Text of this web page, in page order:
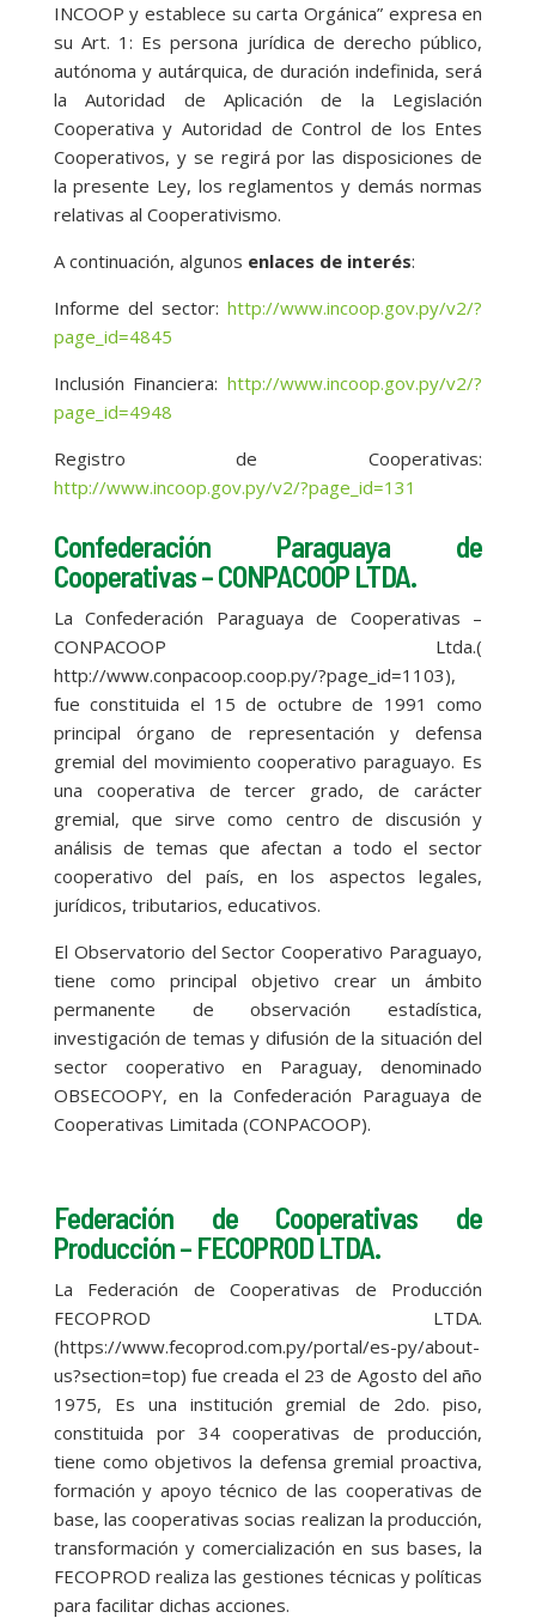
INCOOP y establece su carta Orgánica” expresa en
su Art. 1: Es persona jurídica de derecho público,
autónoma y autárquica, de duración indefinida, será
la Autoridad de Aplicación de la Legislación
Cooperativa y Autoridad de Control de los Entes
Cooperativos, y se regirá por las disposiciones de
la presente Ley, los reglamentos y demás normas
relativas al Cooperativismo.
A continuación, algunos enlaces de interés:
Informe del sector:http://www.incoop.gov.py/v2/?
page_id=4845
Inclusión Financiera:http://www.incoop.gov.py/v2/?
page_id=4948
Registro de Cooperativas:
http://www.incoop.gov.py/v2/?page_id=131
Confederación Paraguaya de
Cooperativas – CONPACOOP LTDA.
La Confederación Paraguaya de Cooperativas –
CONPACOOP Ltda.(
http://www.conpacoop.coop.py/?page_id=1103),
fue constituida el 15 de octubre de 1991 como
principal órgano de representación y defensa
gremial del movimiento cooperativo paraguayo. Es
una cooperativa de tercer grado, de carácter
gremial, que sirve como centro de discusión y
análisis de temas que afectan a todo el sector
cooperativo del país, en los aspectos legales,
jurídicos, tributarios, educativos.
El Observatorio del Sector Cooperativo Paraguayo,
tiene como principal objetivo crear un ámbito
permanente de observación estadística,
investigación de temas y difusión de la situación del
sector cooperativo en Paraguay, denominado
OBSECOOPY, en la Confederación Paraguaya de
Cooperativas Limitada (CONPACOOP).
Federación de Cooperativas de
Producción – FECOPROD LTDA.
La Federación de Cooperativas de Producción
FECOPROD LTDA.
(https://www.fecoprod.com.py/portal/es-py/about-
us?section=top) fue creada el 23 de Agosto del año
1975, Es una institución gremial de 2do. piso,
constituida por 34 cooperativas de producción,
tiene como objetivos la defensa gremial proactiva,
formación y apoyo técnico de las cooperativas de
base, las cooperativas socias realizan la producción,
transformación y comercialización en sus bases, la
FECOPROD realiza las gestiones técnicas y políticas
para facilitar dichas acciones.